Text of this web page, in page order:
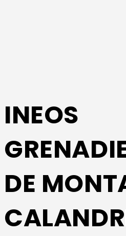
INEOS
DE